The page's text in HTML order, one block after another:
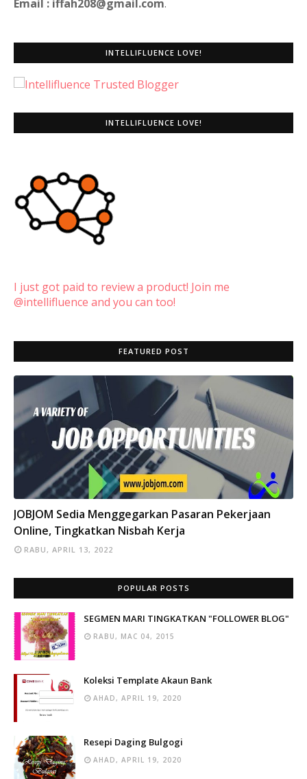
Email : iffah208@gmail.com.
INTELLIFLUENCE LOVE!
INTELLIFLUENCE LOVE!
I just got paid to review a product! Join me
@intellifluence and you can too!
FEATURED POST
INFO
JOBJOM Sedia Menggegarkan Pasaran Pekerjaan
Online, Tingkatkan Nisbah Kerja
RABU, APRIL 13, 2022
POPULAR POSTS
SEGMEN MARI TINGKATKAN "FOLLOWER BLOG"
RABU, MAC 04, 2015
Koleksi Template Akaun Bank
AHAD, APRIL 19, 2020
Resepi Daging Bulgogi
AHAD, APRIL 19, 2020